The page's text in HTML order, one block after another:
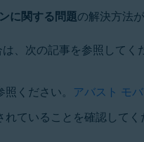
に関する問題の解決方法
、次の記事を参照してく
ください。 アバスト モ
ていることを確認して